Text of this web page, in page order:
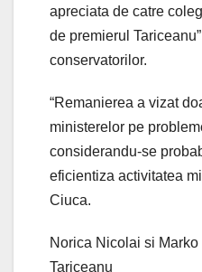
apreciata de catre
de premierul
conservatorilor.
“Remanierea a vizat
ministerelor pe
considerandu-se
eficientiza activitatea
Ciuca.
Norica Nicolai si
Tariceanu